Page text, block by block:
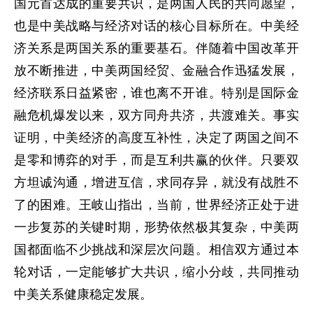
国元首达成的重要共识，是两国人民的共同愿望，
也是中美战略与经济对话的核心目标所在。中美经
济关系是两国关系的重要基石。伴随着中国改革开
放不断推进，中美两国经贸、金融合作迅猛发展，
经济联系日益紧密，谁也离不开谁。特别是国际金
融危机爆发以来，双方同舟共济，共渡难关。事实
证明，中美经济的高度互补性，决定了两国之间不
是零和博弈的对手，而是互利共赢的伙伴。只要双
方坦诚沟通，增进互信，求同存异，就没有战胜不
了的困难。王岐山指出，当前，世界经济正处于进
一步复苏的关键时期，形势依然极其复杂，中美两
国都面临不少挑战和深层次问题。相信双方通过本
轮对话，一定能够扩大共识，缩小分歧，共同推动
中美关系健康稳定发展。